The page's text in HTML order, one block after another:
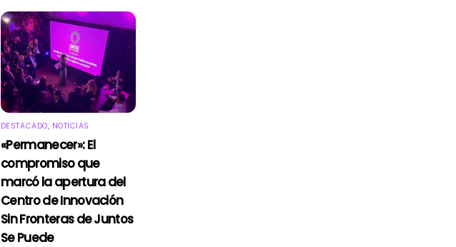
DESTACADO, NOTICIAS
«Permanecer»: El
compromiso que
marcó la apertura del
Centro de Innovación
Sin Fronteras de Juntos
Se Puede